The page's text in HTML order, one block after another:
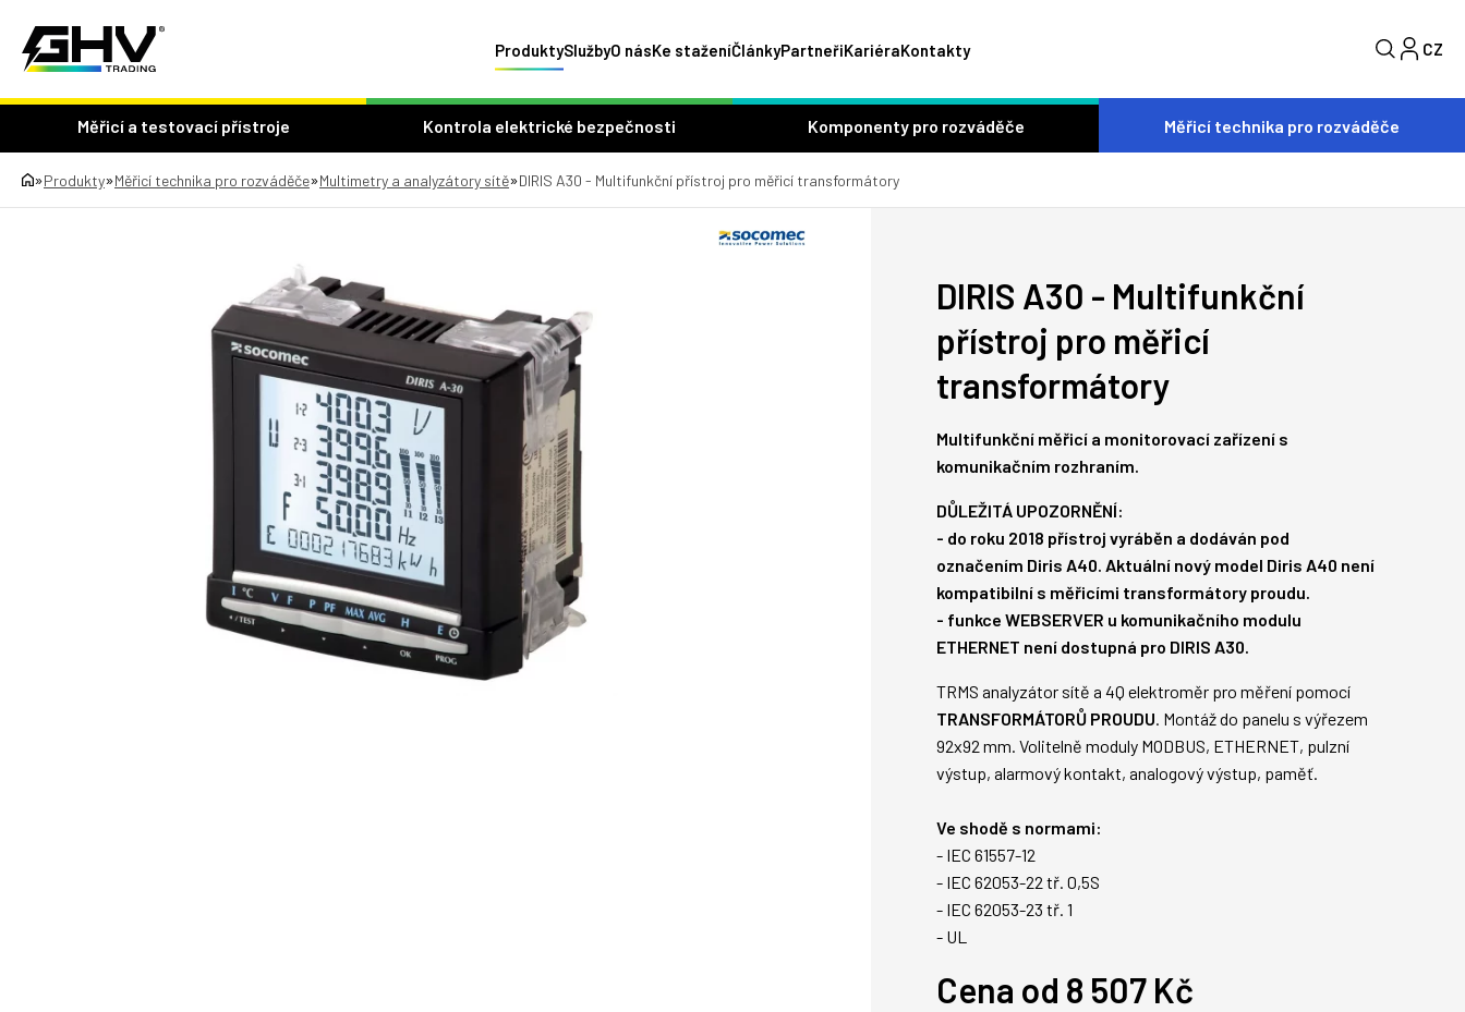
ProduktySlužbyO násKe staženíČlánkyPartneřiKariéraKontakty CZ
Měřicí a testovací přístroje Kontrola elektrické bezpečnosti Komponenty pro rozváděče Měřicí technika pro rozváděče
»Produkty»Měřicí technika pro rozváděče»Multimetry a analyzátory sítě»DIRIS A30 - Multifunkční přístroj pro měřicí transformátory
DIRIS A30 - Multifunkční
přístroj pro měřicí
transformátory
Multifunkční měřicí a monitorovací zařízení s
komunikačním rozhraním.
DŮLEŽITÁ UPOZORNĚNÍ:
- do roku 2018 přístroj vyráběn a dodáván pod
označením Diris A40. Aktuální nový model Diris A40 není
kompatibilní s měřicími transformátory proudu.
- funkce WEBSERVER u komunikačního modulu
ETHERNET není dostupná pro DIRIS A30.
TRMS analyzátor sítě a 4Q elektroměr pro měření pomocí
TRANSFORMÁTORŮ PROUDU. Montáž do panelu s výřezem
92x92 mm. Volitelně moduly MODBUS, ETHERNET, pulzní
výstup, alarmový kontakt, analogový výstup, paměť.
Ve shodě s normami:
- IEC 61557-12
- IEC 62053-22 tř. 0,5S
- IEC 62053-23 tř. 1
- UL
Cena od 8 507 Kč